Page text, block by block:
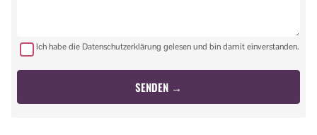
Ich habe die Datenschutzerklärung gelesen und bin damit einverstanden.